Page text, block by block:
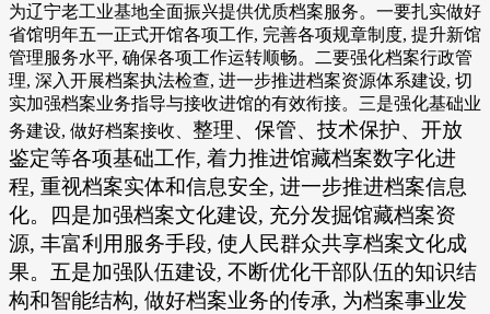
为辽宁老工业基地全面振兴提供优质档案服务。一要扎实做好
省馆明年五一正式开馆各项工作, 完善各项规章制度, 提升新馆
管理服务水平, 确保各项工作运转顺畅。二要强化档案行政管
理, 深入开展档案执法检查, 进一步推进档案资源体系建设, 切
实加强档案业务指导与接收进馆的有效衔接。三是强化基础业
务建设, 做好档案接收、 整理、保管、技术保护、开放
鉴定等各项基础工作, 着力推进馆藏档案数字化进
程, 重视档案实体和信息安全, 进一步推进档案信息
化。四是加强档案文化建设, 充分发掘馆藏档案资
源, 丰富利用服务手段, 使人民群众共享档案文化成
果。五是加强队伍建设, 不断优化干部队伍的知识结
构和智能结构, 做好档案业务的传承, 为档案事业发